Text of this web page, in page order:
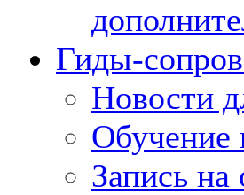
Гиды-
Новости
Обучение
Запись на